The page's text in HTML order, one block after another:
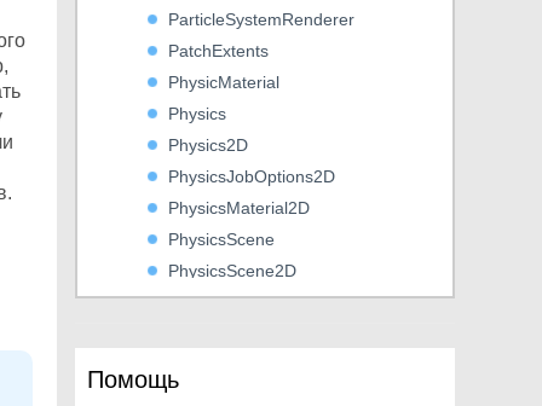
ParticleSystemRenderer
PatchExtents
PhysicMaterial
Physics
Physics2D
PhysicsJobOptions2D
PhysicsMaterial2D
PhysicsScene
PhysicsScene2D
PhysicsSceneExtensions
Помощь